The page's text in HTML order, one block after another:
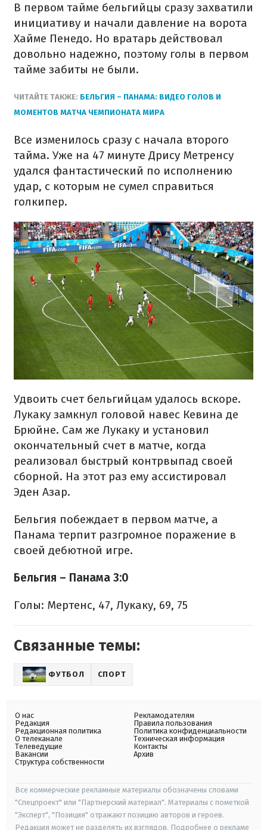
В первом тайме бельгийцы сразу захватили
инициативу и начали давление на ворота
Хайме Пенедо. Но вратарь действовал
довольно надежно, поэтому голы в первом
тайме забиты не были.
ЧИТАЙТЕ ТАКЖЕ: БЕЛЬГИЯ – ПАНАМА: ВИДЕО ГОЛОВ И
МОМЕНТОВ МАТЧА ЧЕМПИОНАТА МИРА
Все изменилось сразу с начала второго
тайма. Уже на 47 минуте Дрису Метренсу
удался фантастический по исполнению
удар, с которым не сумел справиться
голкипер.
Удвоить счет бельгийцам удалось вскоре.
Лукаку замкнул головой навес Кевина де
Брюйне. Сам же Лукаку и установил
окончательный счет в матче, когда
реализовал быстрый контрвыпад своей
сборной. На этот раз ему ассистировал
Эден Азар.
Бельгия побеждает в первом матче, а
Панама терпит разгромное поражение в
своей дебютной игре.
Бельгия – Панама 3:0
Голы: Мертенс, 47, Лукаку, 69, 75
Связанные темы:
ФУТБОЛ СПОРТ
О нас
Редакция
Редакционная политика
О телеканале
Телеведущие
Вакансии
Структура собственности
Рекламодателям
Правила пользования
Политика конфиденциальности
Техническая информация
Контакты
Архив
Все коммерческие рекламные материалы обозначены словами
"Спецпроект" или "Партнерский материал". Материалы с пометкой
"Эксперт", "Позиция" отражают позицию авторов и героев.
Редакция может не разделять их взглядов. Подробнее о рекламе